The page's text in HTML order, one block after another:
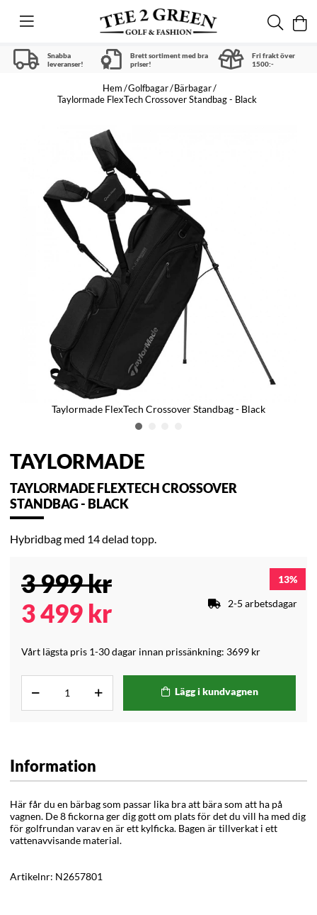
Snabba
leveranser!
Brett sortiment med bra
priser!
Fri frakt över
1500:-
Hem Golfbagar Bärbagar
Taylormade FlexTech Crossover Standbag - Black
Taylormade FlexTech Crossover Standbag - Black
TAYLORMADE
TAYLORMADE FLEXTECH CROSSOVER
STANDBAG - BLACK
Hybridbag med 14 delad topp.
3 999kr
3 499 kr
Vårt lägsta pris 1-30 dagar innan prissänkning: 3699 kr
13
2-5 arbetsdagar
Lägg i kundvagnen
Information
Här får du en bärbag som passar lika bra att bära som att ha på
vagnen. De 8 fickorna ger dig gott om plats för det du vill ha med dig
för golfrundan varav en är ett kylficka. Bagen är tillverkat i ett
vattenavvisande material.
Artikelnr: N2657801